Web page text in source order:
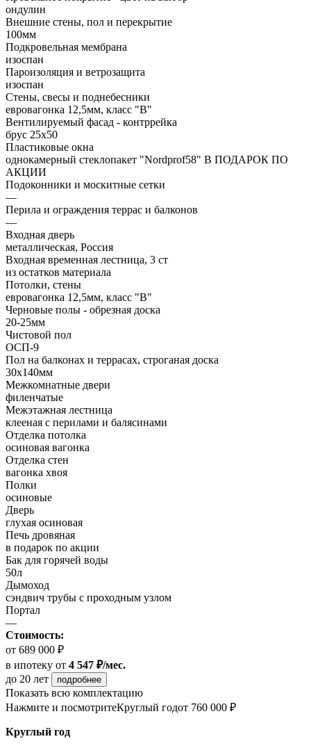
ондулин
Внешние стены, пол и перекрытие
100мм
Подкровельная мембрана
изоспан
Пароизоляция и ветрозащита
изоспан
Стены, свесы и поднебесники
евровагонка 12,5мм, класс "В"
Вентилируемый фасад - контррейка
брус 25х50
Пластиковые окна
однокамерный стеклопакет "Nordprof58" В ПОДАРОК ПО
АКЦИИ
Подоконники и москитные сетки
—
Перила и ограждения террас и балконов
—
Входная дверь
металлическая, Россия
Входная временная лестница, 3 ст
из остатков материала
Потолки, стены
евровагонка 12,5мм, класс "В"
Черновые полы - обрезная доска
20-25мм
Чистовой пол
ОСП-9
Пол на балконах и террасах, строганая доска
30х140мм
Межкомнатные двери
филенчатые
Межэтажная лестница
клееная с перилами и балясинами
Отделка потолка
осиновая вагонка
Отделка стен
вагонка хвоя
Полки
осиновые
Дверь
глухая осиновая
Печь дровяная
в подарок по акции
Бак для горячей воды
50л
Дымоход
сэндвич трубы с проходным узлом
Портал
—
Стоимость:
от 689 000 ₽
в ипотеку от 4 547 ₽/мес.
до 20 лет
подробнее
Показать всю комплектацию
Нажмите и посмотритеКруглый годот 760 000 ₽
Круглый год